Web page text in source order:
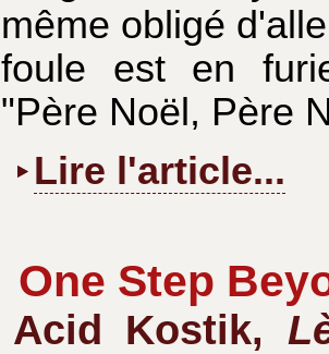
même obligé
foule est en
"Père Noël, Père
Lire l'article...
One Step
Acid Kostik,